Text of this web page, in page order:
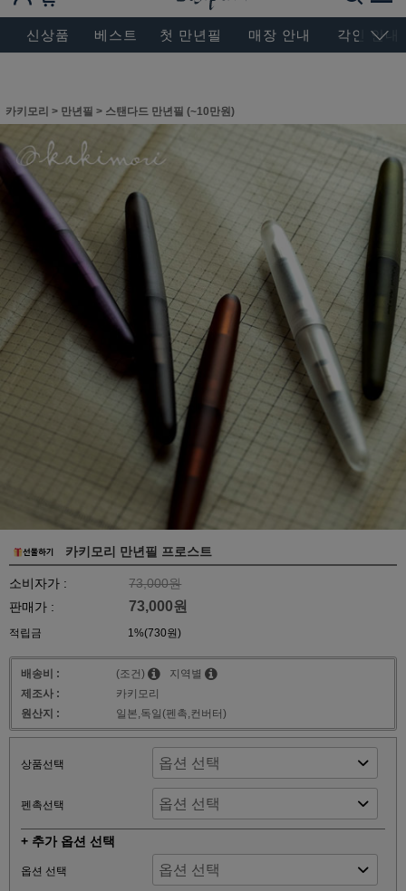
BESEN MASTERPIECE, SINCE 2004
신상품 베스트 첫 만년필 매장 안내 각인 안내
카키모리 > 만년필 > 스탠다드 만년필 (~10만원)
카키모리 만년필 프로스트
소비자가 :
73,000원
판매가 :
73,000원
적립금 1%(730원)
배송비 : (조건)
지역별
제조사 :
카키모리
원산지 :
일본,독일(펜촉,컨버터)
상품선택
펜촉선택
+ 추가 옵션 선택
옵션 선택